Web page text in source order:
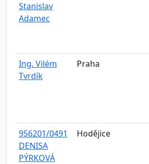
Stanislav
Adamec
Ing. Vilém
Tvrdík
Praha
956201/0491
DENISA
PÝRKOVÁ
Hodějice